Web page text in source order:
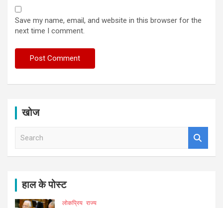
Save my name, email, and website in this browser for the
next time I comment.
खोज
हाल के पोस्ट
लोकप्रिय राज्य